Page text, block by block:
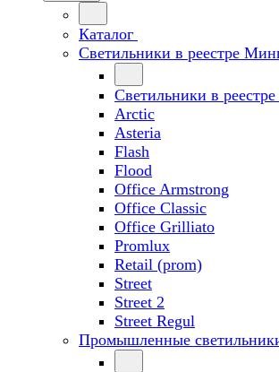
Каталог
Светильники в реестре
Светильники в
Arctic
Asteria
Flash
Flood
Office Armstrong
Office Classic
Office Grilliato
Promlux
Retail (prom)
Street
Street 2
Street Regul
Промышленные